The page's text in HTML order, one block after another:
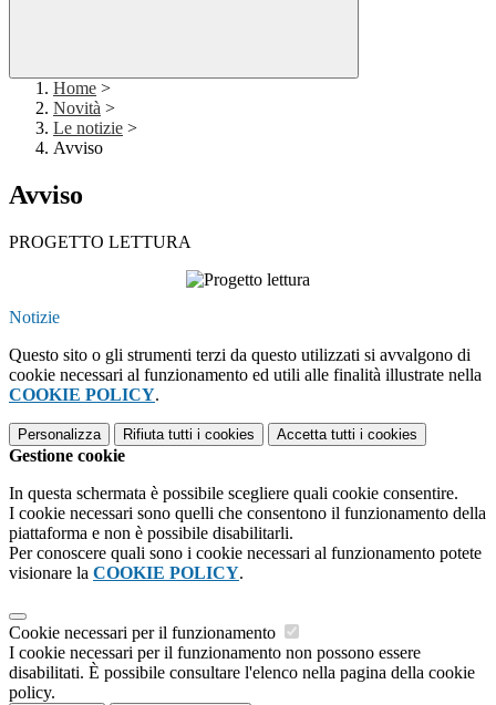
Home >
Novità >
Le notizie >
Avviso
Avviso
PROGETTO LETTURA
Notizie
Questo sito o gli strumenti terzi da questo utilizzati si avvalgono di
cookie necessari al funzionamento ed utili alle finalità illustrate nella
COOKIE POLICY.
Personalizza Rifiuta tutti i cookies Accetta tutti i cookies
Gestione cookie
In questa schermata è possibile scegliere quali cookie consentire.
I cookie necessari sono quelli che consentono il funzionamento della
piattaforma e non è possibile disabilitarli.
Per conoscere quali sono i cookie necessari al funzionamento potete
visionare la COOKIE POLICY.
Cookie necessari per il funzionamento
I cookie necessari per il funzionamento non possono essere
disabilitati. È possibile consultare l'elenco nella pagina della cookie
policy.